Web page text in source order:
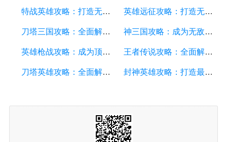
特战英雄攻略：打造无敌团队，征服战场的秘诀 英雄远征攻略：打造无敌阵容，征服战场的终极指南
刀塔三国攻略：全面解析游戏技巧、英雄搭配和战略策略 神三国攻略：成为无敌的战略家，征服三国乱世
英雄枪战攻略：成为顶级英雄的关键技巧和战术策略 王者传说攻略：全面解析游戏技巧、英雄选择与战术策略
刀塔英雄攻略：全面解析游戏技巧、英雄策略和装备选择 封神英雄攻略：打造最强英雄阵容及游戏技巧分享